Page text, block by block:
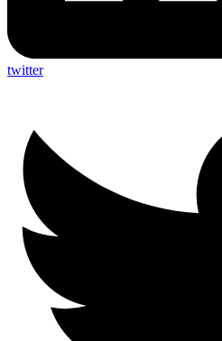
twitter